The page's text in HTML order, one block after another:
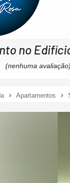
no
(nenhuma avaliação)
Apartamentos